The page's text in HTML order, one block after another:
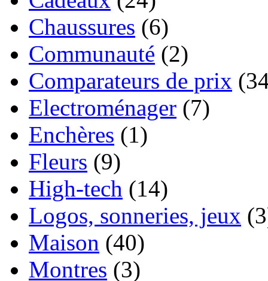
Chaussures (6)
Communauté (2)
Comparateurs de prix
Electroménager (7)
Enchères (1)
Fleurs (9)
High-tech (14)
Logos, sonneries, jeux
Maison (40)
Montres (3)